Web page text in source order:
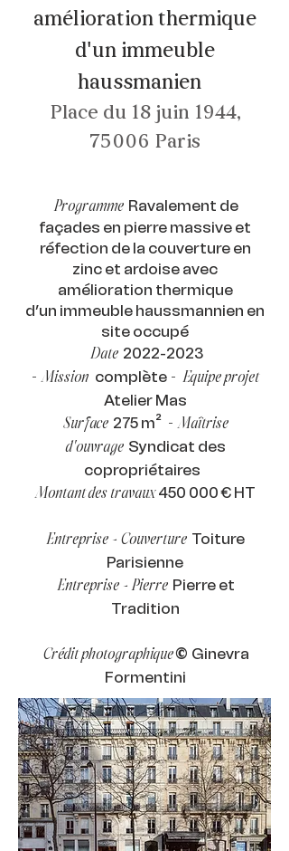
amélioration thermique
d'un immeuble
haussmanien
Place du 18 juin 1944,
75006 Paris
Programme Ravalement de
façades en pierre massive et
réfection de la couverture en
zinc et ardoise avec
amélioration thermique
d’un immeuble haussmannien en
site occupé
Date 2022-2023
- Mission complète - Equipe projet
Atelier Mas
Surface 275 m² - Maîtrise
d'ouvrage Syndicat des
copropriétaires
Montant des travaux450 000 € HT
Entreprise - Couverture Toiture
Parisienne
Entreprise - Pierre Pierre et
Tradition
Crédit photographique © Ginevra
Formentini